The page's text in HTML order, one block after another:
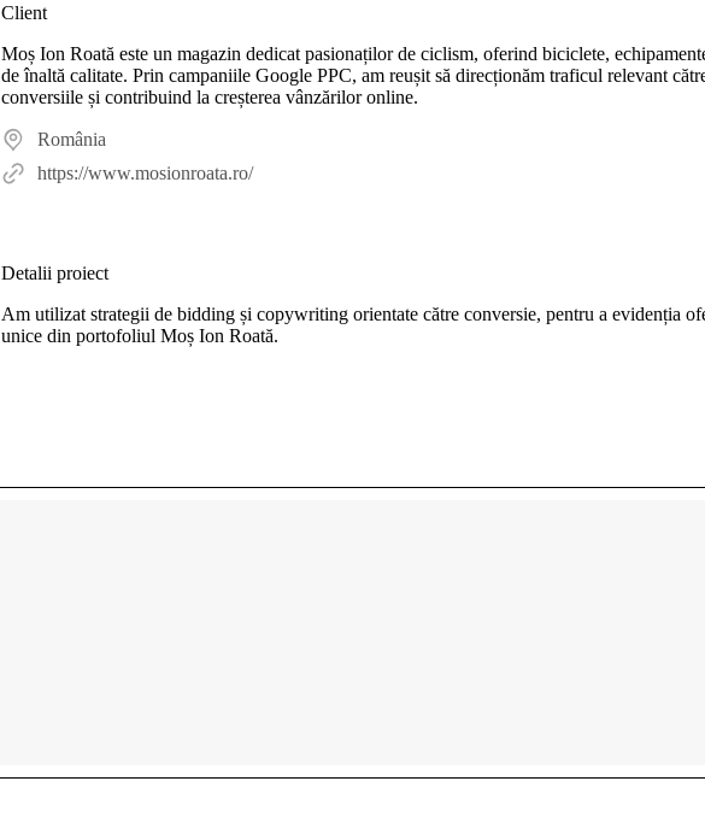
Client
Moș Ion Roată este un magazin dedicat pasionaților de ciclism, oferind biciclete,
de înaltă calitate. Prin campaniile Google PPC, am reușit să direcționăm traficul relevant
conversiile și contribuind la creșterea vânzărilor online.
România
https://www.mosionroata.ro/
Detalii proiect
Am utilizat strategii de bidding și copywriting orientate către conversie, pentru a evidenția
unice din portofoliul Moș Ion Roată.